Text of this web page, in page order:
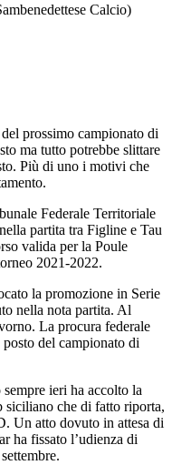
Calcio)
prossimo campionato di
ma tutto potrebbe slittare
Più di uno i motivi che
Federale Territoriale
partita tra Figline e Tau
valida per la Poule
2021-2022.
la promozione in Serie
nella nota partita. Al
La procura federale
del campionato di
ieri ha accolto la
siciliano che di fatto riporta,
Un atto dovuto in attesa di
ha fissato l’udienza di